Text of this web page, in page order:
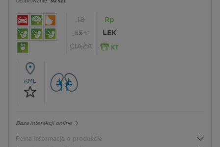
Opakowanie: 30 szt.
18
65+
CIĄŻA
Rp
LEK
KML
Baza interakcji online
Pełna informacja o produkcie